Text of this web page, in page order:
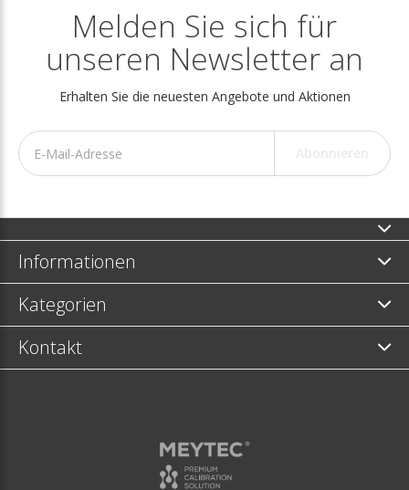
Melden Sie sich für
unseren Newsletter an
Erhalten Sie die neuesten Angebote und Aktionen
Informationen
Kategorien
Kontakt